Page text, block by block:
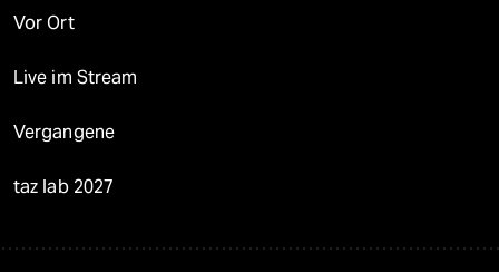
Vor Ort
Live im Stream
Vergangene
taz lab 2027